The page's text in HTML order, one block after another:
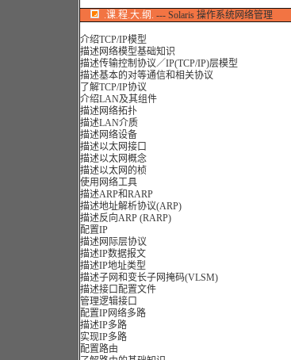
.课.程.大.纲. --- Solaris 操作系统网络管理
介绍TCP/IP模型
描述网络模型基础知识
描述传输控制协议／IP(TCP/IP)层模型
描述基本的对等通信和相关协议
了解TCP/IP协议
介绍LAN及其组件
描述网络拓扑
描述LAN介质
描述网络设备
描述以太网接口
描述以太网概念
描述以太网的桢
使用网络工具
描述ARP和RARP
描述地址解析协议(ARP)
描述反向ARP (RARP)
配置IP
描述网际层协议
描述IP数据报文
描述IP地址类型
描述子网和变长子网掩码(VLSM)
描述接口配置文件
管理逻辑接口
配置IP网络多路
描述IP多路
实现IP多路
配置路由